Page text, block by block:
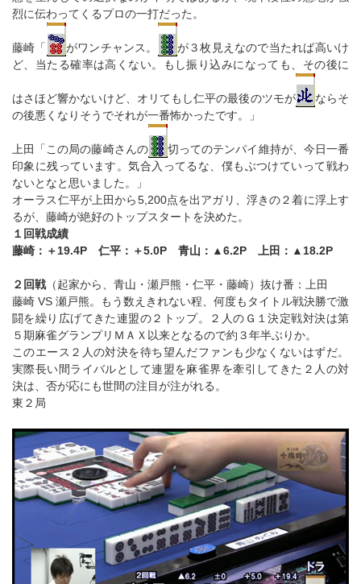
烈に伝わってくるプロの一打だった。
藤崎「 がワンチャンス。
が３枚見えなので当たれば高いけ
ど、当たる確率は高くない。もし振り込みになっても、その後に
はさほど響かないけど、オリてもし仁平の最後のツモが
ならそ
の後悪くなりそうでそれが一番怖かったです。」
上田「この局の藤崎さんの
切ってのテンパイ維持が、今日一番
印象に残っています。気合入ってるな、僕もぶつけていって戦わ
ないとなと思いました。」
オーラス仁平が上田から5,200点を出アガリ、浮きの２着に浮上す
るが、藤崎が絶好のトップスタートを決めた。
１回戦成績
藤崎：＋19.4P 仁平：＋5.0P 青山：▲6.2P 上田：▲18.2P
２回戦 （起家から、青山・瀬戸熊・仁平・藤崎）抜け番：上田
藤崎 VS 瀬戸熊。もう数えきれない程、何度もタイトル戦決勝で激
闘を繰り広げてきた連盟の２トップ。２人のＧ１決定戦対決は第
５期麻雀グランプリＭＡＸ以来となるので約３年半ぶりか。
このエース２人の対決を待ち望んだファンも少なくないはずだ。
実際長い間ライバルとして連盟を麻雀界を牽引してきた２人の対
決は、否が応にも世間の注目が注がれる。
東２局